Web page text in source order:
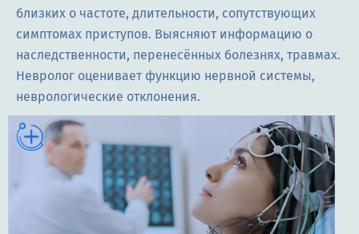
близких о частоте, длительности, сопутствующих
симптомах приступов. Выясняют информацию о
наследственности, перенесённых болезнях, травмах.
Невролог оценивает функцию нервной системы,
неврологические отклонения.